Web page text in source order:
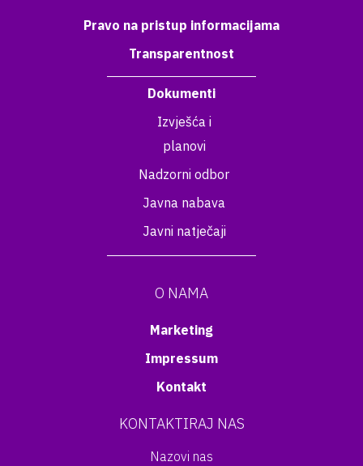
Pravo na pristup informacijama
Transparentnost
Dokumenti
Izvješća i
planovi
Nadzorni odbor
Javna nabava
Javni natječaji
O NAMA
Marketing
Impressum
Kontakt
KONTAKTIRAJ NAS
Nazovi nas